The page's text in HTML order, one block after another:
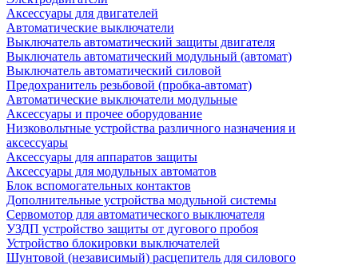
Аксессуары для двигателей
Автоматические выключатели
Выключатель автоматический защиты двигателя
Выключатель автоматический модульный (автомат)
Выключатель автоматический силовой
Предохранитель резьбовой (пробка-автомат)
Автоматические выключатели модульные
Аксессуары и прочее оборудование
Низковольтные устройства различного назначения и
аксессуары
Аксессуары для аппаратов защиты
Аксессуары для модульных автоматов
Блок вспомогательных контактов
Дополнительные устройства модульной системы
Сервомотор для автоматического выключателя
УЗДП устройство защиты от дугового пробоя
Устройство блокировки выключателей
Шунтовой (независимый) расцепитель для силового